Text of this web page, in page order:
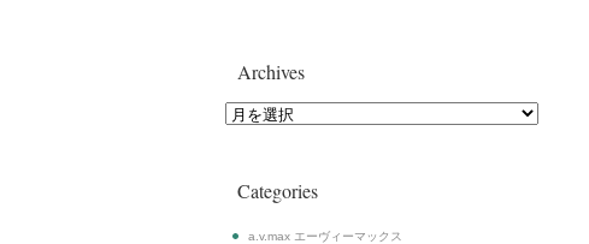
Archives
Categories
a.v.max エーヴィーマックス